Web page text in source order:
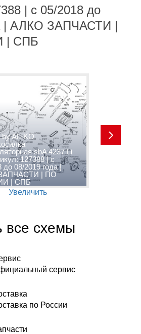
| с 05/2018 до
| АЛКО ЗАПЧАСТИ |
| СПБ
by AL-KO
sbA 4237 Li
127388 | с
до 08/2019 года |
| ПО
| СПБ
Увеличить
все схемы
сервис
по России